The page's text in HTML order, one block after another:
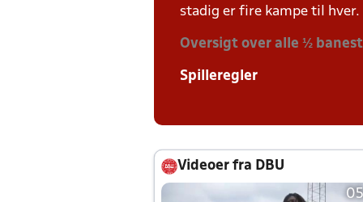
stadig er fire kampe til hver.
Oversigt over alle ½
Spilleregler
Videoer fra DBU